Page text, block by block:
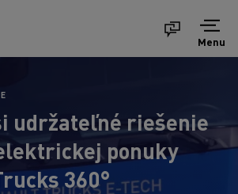
Menu
udržateľné riešenie
ponuky
360°